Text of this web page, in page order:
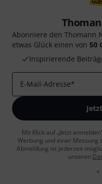
Abonniere den Thomann
etwas Glück einen von 50
Inspirierende
E-Mail-Adresse*
Mit Klick auf „Jetzt
Werbung und einer Messung
Abmeldung ist jederzeit
unseren
*